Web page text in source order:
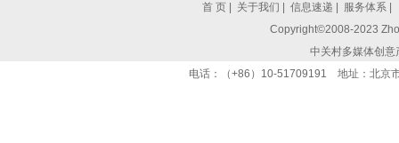
首 页 关于我们 信息速递 服务体系
Copyright©2008-2023
中关村多媒体创
电话：（+86）10-51709191 地址：北京